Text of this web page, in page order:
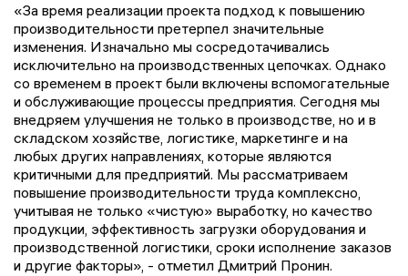
«За время реализации проекта подход к повышению
производительности претерпел значительные
изменения. Изначально мы сосредотачивались
исключительно на производственных цепочках. Однако
со временем в проект были включены вспомогательные
и обслуживающие процессы предприятия. Сегодня мы
внедряем улучшения не только в производстве, но и в
складском хозяйстве, логистике, маркетинге и на
любых других направлениях, которые являются
критичными для предприятий. Мы рассматриваем
повышение производительности труда комплексно,
учитывая не только «чистую» выработку, но качество
продукции, эффективность загрузки оборудования и
производственной логистики, сроки исполнение заказов
и другие факторы», - отметил Дмитрий Пронин.